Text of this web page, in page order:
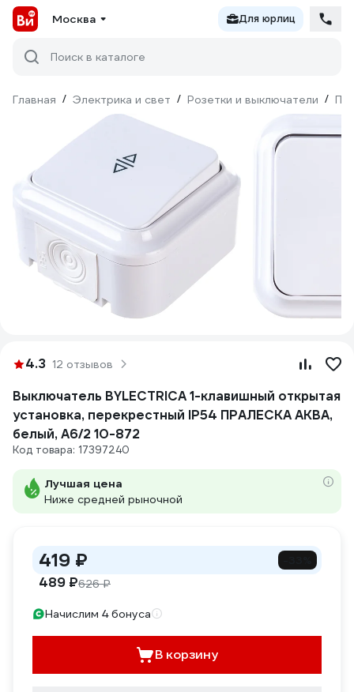
Москва Для юрлиц
Поиск в каталоге
Главная / Электрика и свет / Розетки и выключатели /
4.3 12 отзывов
Выключатель BYLECTRICA 1-клавишный открытая
установка, перекрестный IP54 ПРАЛЕСКА АКВА,
белый, А6/2 10-872
Код товара: 17397240
Лучшая цена
Ниже средней рыночной
419 ₽
489 ₽626 ₽
Начислим 4 бонуса
В корзину